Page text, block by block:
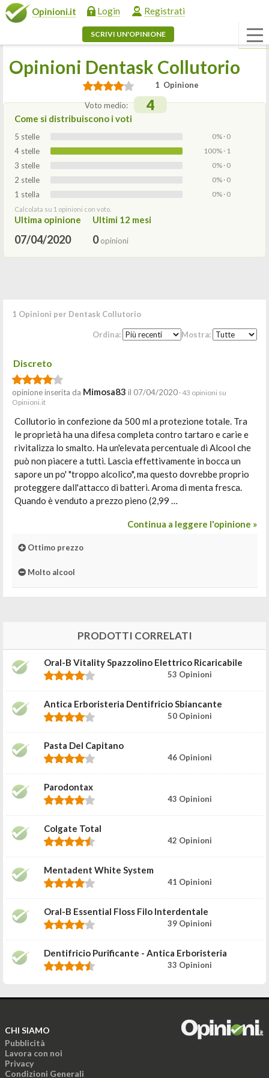
Opinioni.it Login Registrati
SCRIVI UN'OPINIONE
Opinioni Dentask Collutorio
1 Opinione
Voto medio: 4
Come si distribuiscono i voti
5 stelle 0% · 0
4 stelle 100% · 1
3 stelle 0% · 0
2 stelle 0% · 0
1 stella 0% · 0
Calcolata su 1 opinioni con voto.
Ultima opinione
07/04/2020
Ultimi 12 mesi
0opinioni
1 Opinioni per Dentask Collutorio
Ordina: Mostra:
Discreto
opinione inserita da Mimosa83 il 07/04/2020 · 43 opinioni su
Opinioni.it
Collutorio in confezione da 500 ml a protezione totale. Tra
le proprietà ha una difesa completa contro tartaro e carie e
rivitalizza lo smalto. Ha un'elevata percentuale di Alcool che
può non piacere a tutti. Lascia effettivamente in bocca un
sapore un po' "troppo alcolico", ma questo dovrebbe proprio
proteggere dall'attacco di batteri. Aroma di menta fresca.
Quando è venduto a prezzo pieno (2,99 …
Continua a leggere l'opinione »
Ottimo prezzo
Molto alcool
PRODOTTI CORRELATI
Oral-B Vitality Spazzolino Elettrico Ricaricabile
53 Opinioni
Antica Erboristeria Dentifricio Sbiancante
50 Opinioni
Pasta Del Capitano
46 Opinioni
Parodontax
43 Opinioni
Colgate Total
42 Opinioni
Mentadent White System
41 Opinioni
Oral-B Essential Floss Filo Interdentale
39 Opinioni
Dentifricio Purificante - Antica Erboristeria
33 Opinioni
CHI SIAMO
Pubblicità
Lavora con noi
Privacy
Condizioni Generali